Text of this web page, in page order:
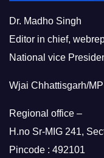
Dr. Madho Singh
Editor in chief,
National vice
Wjai Chhattisgarh/MP
Regional office –
H.no Sr-MIG 241,
Pincode : 492101